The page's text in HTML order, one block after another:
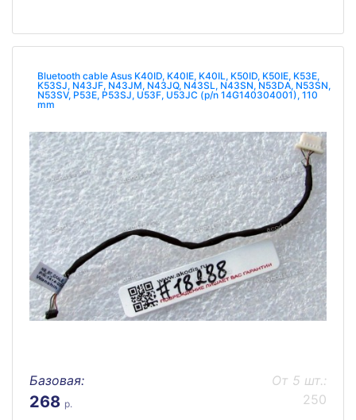
Bluetooth cable Asus K40ID, K40IE, K40IL, K50ID, K50IE, K53E,
K53SJ, N43JF, N43JM, N43JQ, N43SL, N43SN, N53DA, N53SN,
N53SV, P53E, P53SJ, U53F, U53JC (p/n 14G140304001), 110
mm
Базовая:
268 р.
От 5 шт.:
250